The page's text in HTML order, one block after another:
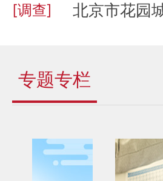
北京市花园
[调查]
专题专栏